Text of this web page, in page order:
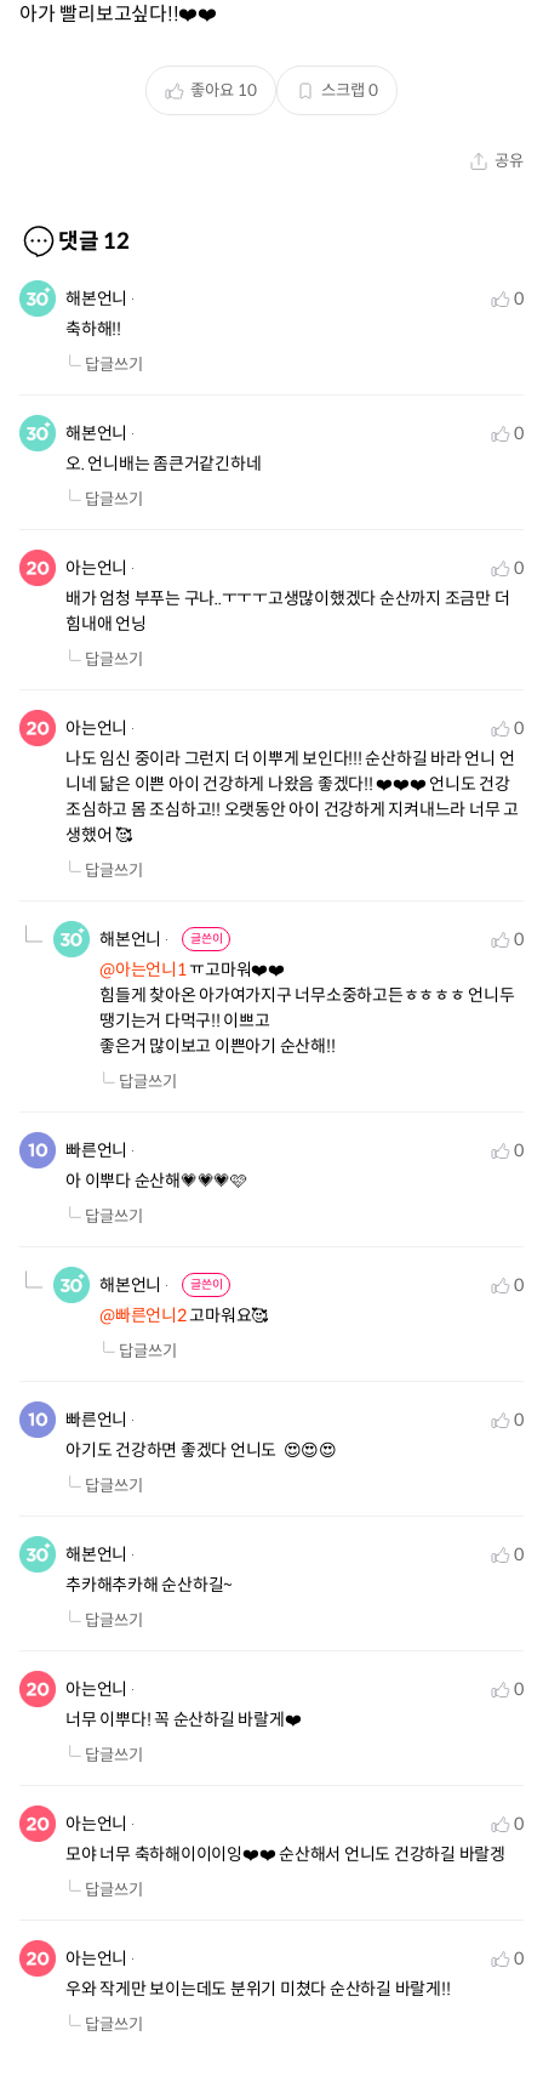
아가 빨리보고싶다!!❤️❤️
좋아요 10 스크랩 0
공유
댓글 12
해본언니
0
축하해!!
답글쓰기
해본언니
0
오. 언니배는 좀큰거같긴하네
답글쓰기
아는언니
0
배가 엄청 부푸는 구나..ㅜㅜㅜ고생많이했겠다 순산까지 조금만 더
힘내애 언닝
답글쓰기
아는언니
0
나도 임신 중이라 그런지 더 이뿌게 보인다!!! 순산하길 바라 언니 언
니네 닮은 이쁜 아이 건강하게 나왔음 좋겠다!! ❤️❤️❤️ 언니도 건강
조심하고 몸 조심하고!! 오랫동안 아이 건강하게 지켜내느라 너무 고
생했어 🥰
답글쓰기
해본언니 글쓴이
0
@아는언니1 ㅠ고마워❤️❤️
힘들게 찾아온 아가여가지구 너무소중하고든ㅎㅎㅎㅎ 언니두
땡기는거 다먹구!! 이쁘고
좋은거 많이보고 이쁜아기 순산해!!
답글쓰기
빠른언니
0
아 이뿌다 순산해💗💗💗🩷
답글쓰기
해본언니 글쓴이
0
@빠른언니2 고마워요🥰
답글쓰기
빠른언니
0
아기도 건강하면 좋겠다 언니도  😍😍😍
답글쓰기
해본언니
0
추카해추카해 순산하길~
답글쓰기
아는언니
0
너무 이뿌다! 꼭 순산하길 바랄게❤️
답글쓰기
아는언니
0
모야 너무 축하해이이이잉❤️❤️ 순산해서 언니도 건강하길 바랄겡
답글쓰기
아는언니
0
우와 작게만 보이는데도 분위기 미쳤다 순산하길 바랄게!!
답글쓰기